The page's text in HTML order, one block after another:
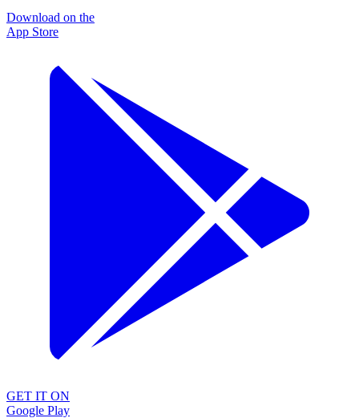
Download on the
App Store
GET IT ON
Google Play